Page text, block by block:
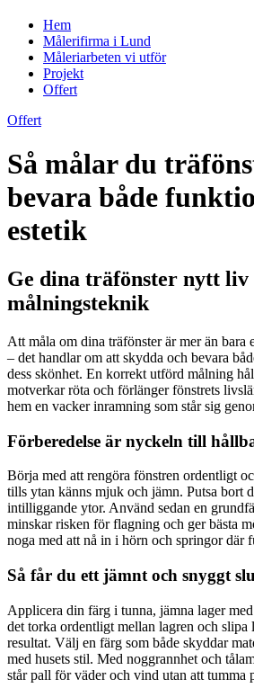
Hem
Målerifirma i Lund
Måleriarbeten vi utför
Projekt
Offert
Offert
Så målar du
bevara både
estetik
Ge dina träfönster nytt
målningsteknik
Att måla om dina träfönster är mer än bara
– det handlar om att skydda och bevara
dess skönhet. En korrekt utförd målning
motverkar röta och förlänger fönstrets
hem en vacker inramning som står sig
Förberedelse är nyckeln till
Börja med att rengöra fönstren ordentligt
tills ytan känns mjuk och jämn. Putsa bort
intilliggande ytor. Använd sedan en
minskar risken för flagning och ger bästa
noga med att nå in i hörn och springor där
Så får du ett jämnt och snyggt
Applicera din färg i tunna, jämna lager
det torka ordentligt mellan lagren och slipa
resultat. Välj en färg som både skyddar
med husets stil. Med noggrannhet och
står pall för väder och vind utan att tumma